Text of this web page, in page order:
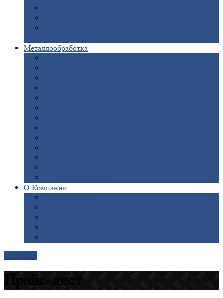
Металлообработка
О Компании
Прайс-лист